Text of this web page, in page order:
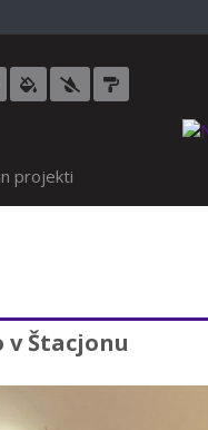
projekti
v Štacjonu